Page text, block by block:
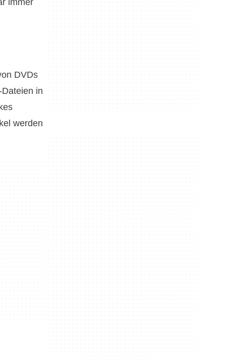
immer
DVDs
in
werden